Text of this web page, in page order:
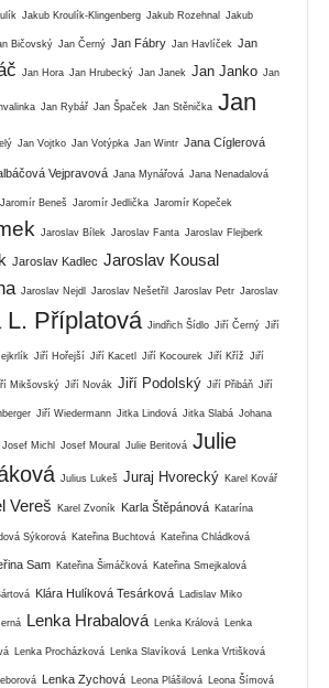
Jakub Kroulík-Klingenberg Jakub Rozehnal Jakub
Bičovský Jan Černý Jan Fábry Jan Havlíček Jan
Jan Hora Jan Hrubecký Jan Janek Jan Janko Jan
Jan Rybář Jan Špaček Jan Stěnička Jan
Jan Vojtko Jan Votýpka Jan Wintr Jana Cíglerová
Vejpravová Jana Mynářová Jana Nenadalová
Jaromír Beneš Jaromír Jedlička Jaromír Kopeček
Jaroslav Bílek Jaroslav Fanta Jaroslav Flejberk
Jaroslav Kadlec Jaroslav Kousal
Jaroslav Nejdl Jaroslav Nešetřil Jaroslav Petr Jaroslav
L. Příplatová Jindřich Šídlo Jiří Černý Jiří
Jiří Hořejší Jiří Kacetl Jiří Kocourek Jiří Kříž Jiří
Mikšovský Jiří Novák Jiří Podolský Jiří Přibáň Jiří
Jiří Wiedermann Jitka Lindová Jitka Slabá Johana
Josef Michl Josef Moural Julie Beritová Julie
Julius Lukeš Juraj Hvorecký Karel Kovář
Vereš Karel Zvoník Karla Štěpánová Katarína
Sýkorová Kateřina Buchtová Kateřina Chládková
Sam Kateřina Šimáčková Kateřina Smejkalová
Klára Hulíková Tesárková Ladislav Miko
Lenka Hrabalová Lenka Králová Lenka
Lenka Procházková Lenka Slavíková Lenka Vrtišková
Lenka Zychová Leona Plášilová Leona Šímová